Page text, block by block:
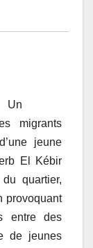
Un
migrants
jeune
El Kébir
quartier,
provoquant
entre des
de jeunes